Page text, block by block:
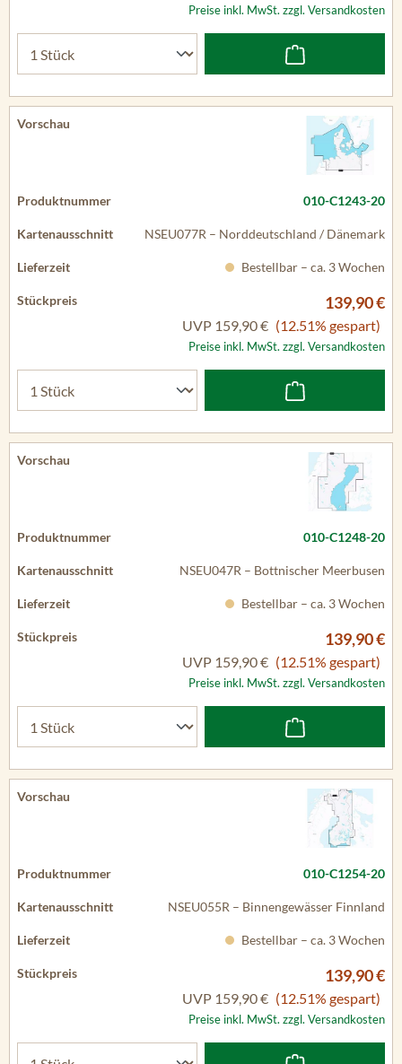
Preise inkl. MwSt. zzgl. Versandkosten
010-C1243-20
NSEU077R – Norddeutschland / Dänemark
Bestellbar – ca. 3 Wochen
139,90 €
UVP 159,90 € (12.51% gespart)
Preise inkl. MwSt. zzgl. Versandkosten
010-C1248-20
NSEU047R – Bottnischer Meerbusen
Bestellbar – ca. 3 Wochen
139,90 €
UVP 159,90 € (12.51% gespart)
Preise inkl. MwSt. zzgl. Versandkosten
010-C1254-20
NSEU055R – Binnengewässer Finnland
Bestellbar – ca. 3 Wochen
139,90 €
UVP 159,90 € (12.51% gespart)
Preise inkl. MwSt. zzgl. Versandkosten